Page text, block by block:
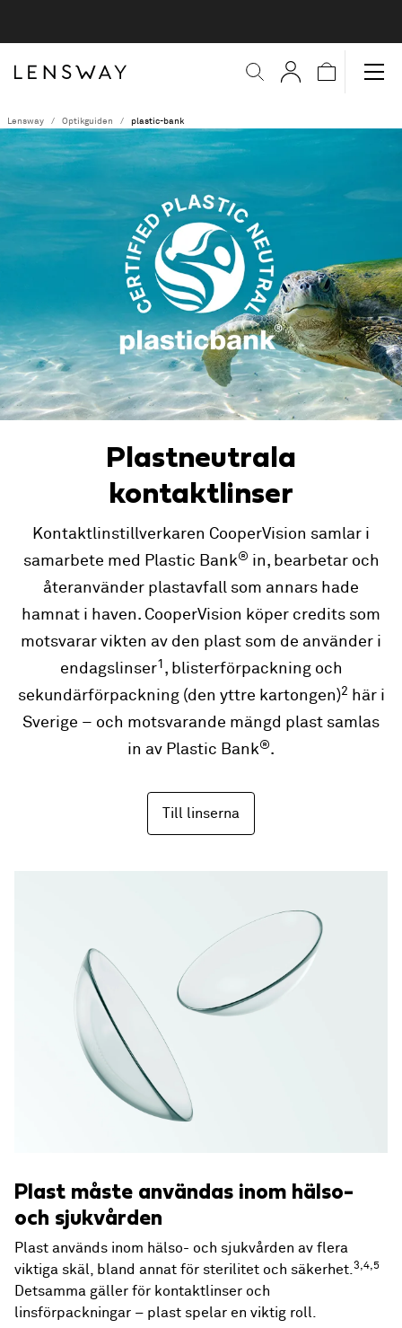
Lensway Optikguiden plastic-bank
Plastneutrala
kontaktlinser
Kontaktlinstillverkaren CooperVision samlar i
samarbete med Plastic Bank® in, bearbetar och
återanvänder plastavfall som annars hade
hamnat i haven. CooperVision köper credits som
motsvarar vikten av den plast som de använder i
endagslinser1 , blisterförpackning och
sekundärförpackning (den yttre kartongen)2 här i
Sverige – och motsvarande mängd plast samlas
in av Plastic Bank®.
Till linserna
Plast måste användas inom hälso-
och sjukvården
Plast används inom hälso- och sjukvården av flera
viktiga skäl, bland annat för sterilitet och säkerhet.3,4,5
Detsamma gäller för kontaktlinser och
linsförpackningar – plast spelar en viktig roll.